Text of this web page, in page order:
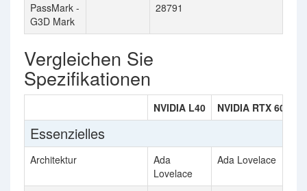
PassMark -
G3D Mark
28791
Vergleichen Sie
Spezifikationen
NVIDIA L40 NVIDIA RTX 6000
Essenzielles
Architektur
Ada
Lovelace
Ada Lovelace